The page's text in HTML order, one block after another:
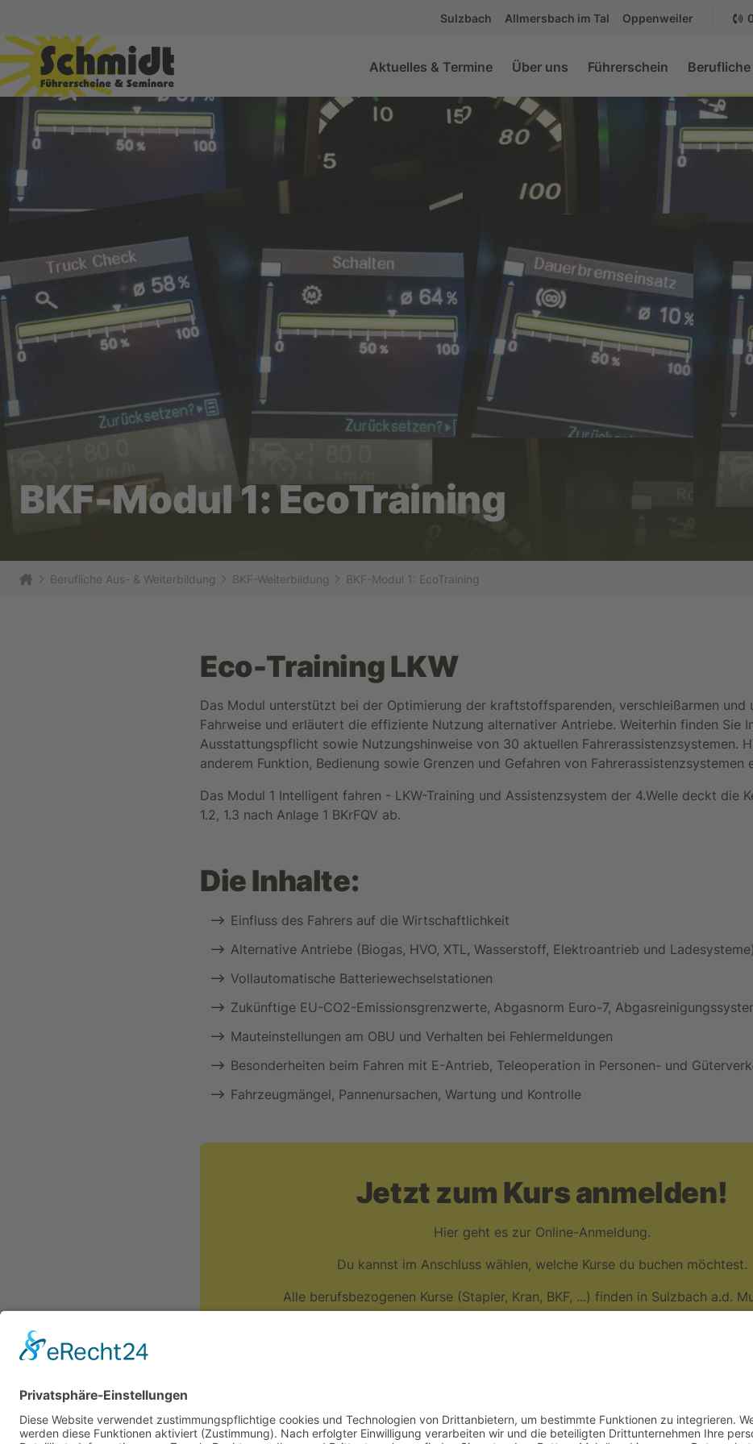
Sulzbach Allmersbach im Tal Oppenweiler
Aktuelles & Termine Über uns Führerschein
BKF-Modul 1: EcoTraining
Berufliche Aus- & Weiterbildung BKF-Weiterbildung BKF-Modul 1: EcoTraining
Eco-Training LKW
Das Modul unterstützt bei der Optimierung der kraftstoffsparenden, verschleißarmen und
Fahrweise und erläutert die effiziente Nutzung alternativer Antriebe. Weiterhin finden Sie
Ausstattungspflicht sowie Nutzungshinweise von 30 aktuellen Fahrerassistenzsystemen.
anderem Funktion, Bedienung sowie Grenzen und Gefahren von Fahrerassistenzsystemen
Das Modul 1 Intelligent fahren - LKW-Training und Assistenzsystem der 4.Welle deckt die
1.2, 1.3 nach Anlage 1 BKrFQV ab.
Die Inhalte:
Einfluss des Fahrers auf die Wirtschaftlichkeit
Alternative Antriebe (Biogas, HVO, XTL, Wasserstoff, Elektroantrieb und Ladesysteme)
Vollautomatische Batteriewechselstationen
Zukünftige EU-CO2-Emissionsgrenzwerte, Abgasnorm Euro-7,
Mauteinstellungen am OBU und Verhalten bei Fehlermeldungen
Besonderheiten beim Fahren mit E-Antrieb, Teleoperation in Personen- und
Fahrzeugmängel, Pannenursachen, Wartung und Kontrolle
Jetzt zum Kurs anmelden!
Hier geht es zur Online-Anmeldung.
Du kannst im Anschluss wählen, welche Kurse du buchen möchtest.
Alle berufsbezogenen Kurse (Stapler, Kran, BKF, ...) finden in Sulzbach a.d.